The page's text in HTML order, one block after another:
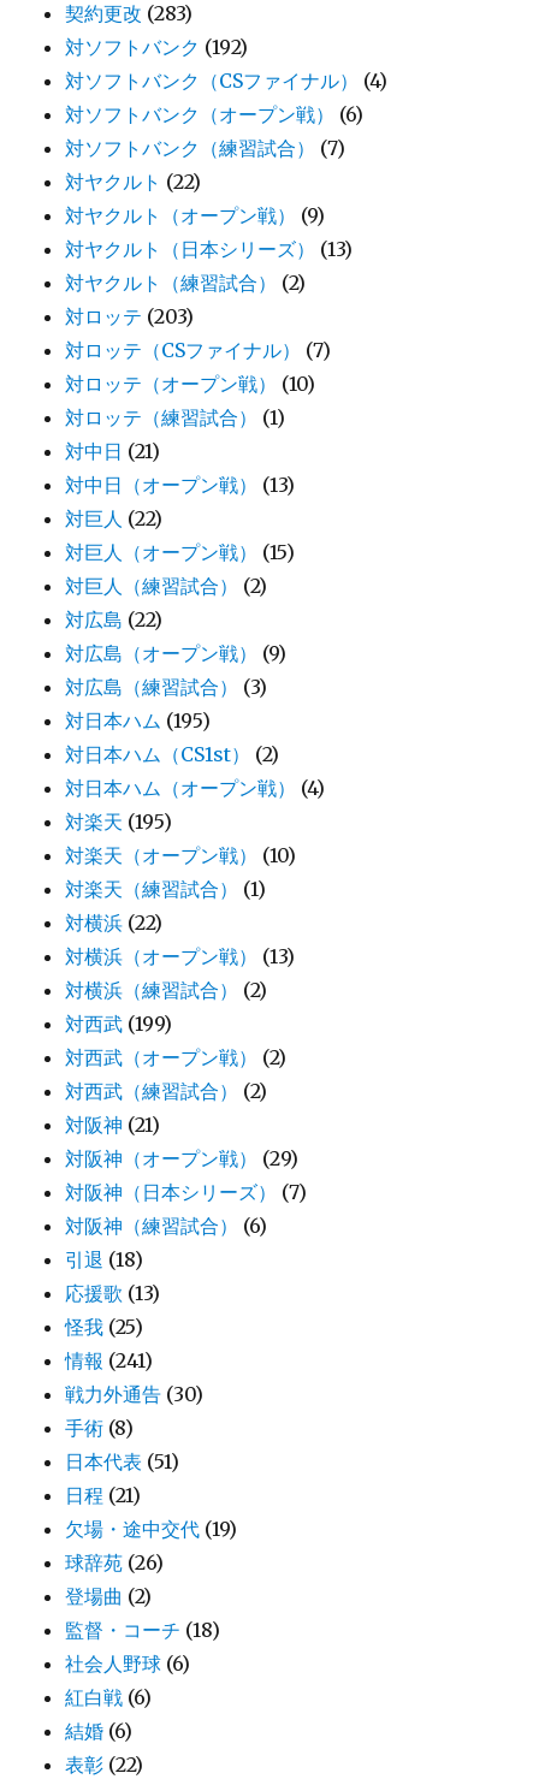
契約更改 (283)
対ソフトバンク (192)
対ソフトバンク（CSファイナル）
(4)
対ソフトバンク（オープン戦）
(6)
対ソフトバンク（練習試合）
(7)
対ヤクルト (22)
対ヤクルト（オープン戦）
(9)
対ヤクルト（日本シリーズ）
(13)
対ヤクルト（練習試合）
(2)
対ロッテ (203)
対ロッテ（CSファイナル）
(7)
対ロッテ（オープン戦）
(10)
対ロッテ（練習試合）
(1)
対中日 (21)
対中日（オープン戦）
(13)
対巨人 (22)
対巨人（オープン戦）
(15)
対巨人（練習試合）
(2)
対広島 (22)
対広島（オープン戦）
(9)
対広島（練習試合）
(3)
対日本ハム (195)
対日本ハム（CS1st）
(2)
対日本ハム（オープン戦）
(4)
対楽天 (195)
対楽天（オープン戦）
(10)
対楽天（練習試合）
(1)
対横浜 (22)
対横浜（オープン戦）
(13)
対横浜（練習試合）
(2)
対西武 (199)
対西武（オープン戦）
(2)
対西武（練習試合）
(2)
対阪神 (21)
対阪神（オープン戦）
(29)
対阪神（日本シリーズ）
(7)
対阪神（練習試合）
(6)
引退 (18)
応援歌 (13)
怪我 (25)
情報 (241)
戦力外通告 (30)
手術 (8)
日本代表 (51)
日程 (21)
欠場・途中交代 (19)
球辞苑 (26)
登場曲 (2)
監督・コーチ (18)
社会人野球 (6)
紅白戦 (6)
結婚 (6)
表彰 (22)